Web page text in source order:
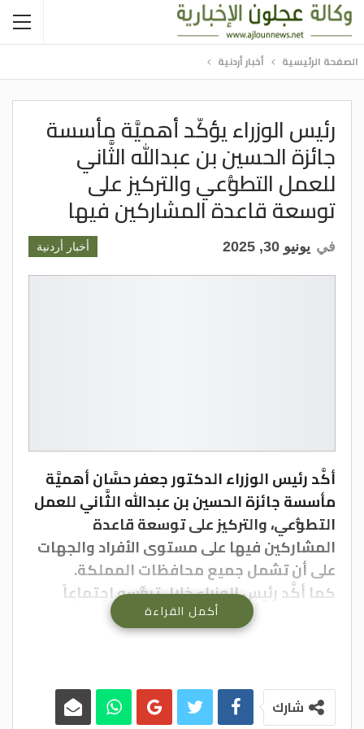
الصفحة الرئيسية أخبار أردنية
رئيس الوزراء يؤكّد أهميَّة مأسسة
جائزة الحسين بن عبدالله الثَّاني
للعمل التطوُّعي والتركيز على
توسعة قاعدة المشاركين فيها
أخبار أردنية في يونيو 30, 2025
أكَّد رئيس الوزراء الدكتور جعفر حسَّان أهميَّة
مأسسة جائزة الحسين بن عبدالله الثَّاني للعمل
التطوُّعي، والتركيز على توسعة قاعدة
المشاركين فيها على مستوى الأفراد والجهات
على أن تشمل جميع محافظات المملكة.
كما أكَّد رئيس الوزراء خلال ترؤُّسه اجتماعاً
لمجلس أمناء الجائزة، أهميَّة تشجيع الشَّباب
على العمل التطوُّعي ودعمه وتوسيع نطاقه
في مختلف المجالات، مشدّداً على ضرورة أن
تكون مراكز الشَّباب في المحافظات حواضن
أكمل القراءة
شارك